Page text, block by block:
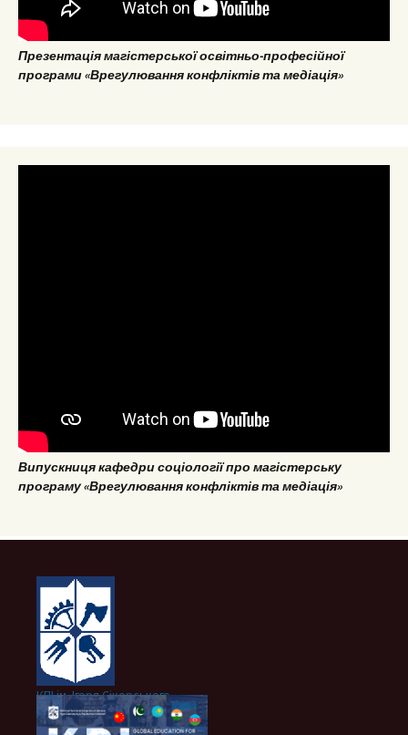
Презентація магістерської освітньо-професійної
програми «Врегулювання конфліктів та медіація»
Випускниця кафедри соціології про магістерську
програму «Врегулювання конфліктів та медіація»
КПІ ім. Ігоря Сікорського